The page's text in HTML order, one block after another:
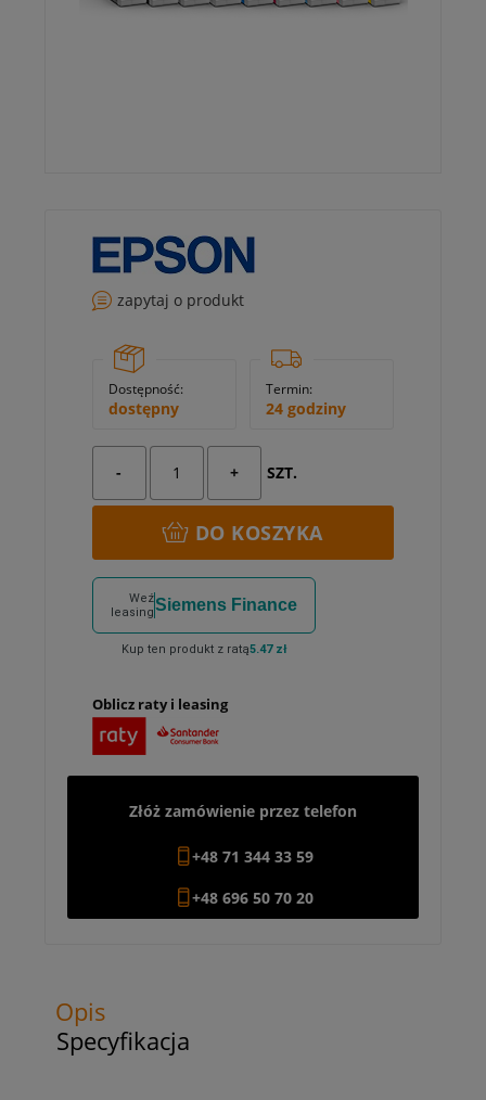
zapytaj o produkt
Dostępność:
dostępny
Termin:
24 godziny
- + SZT.
DO KOSZYKA
Weź
leasingSiemens Finance
Kup ten produkt z ratą5.47 zł
Oblicz raty i leasing
Złóż zamówienie przez telefon
+48 71 344 33 59
+48 696 50 70 20
Opis
Specyfikacja